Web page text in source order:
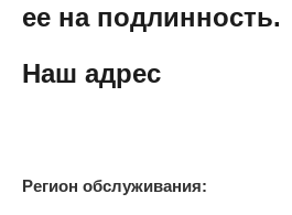
ее на подлинность.
Наш адрес
Регион обслуживания: